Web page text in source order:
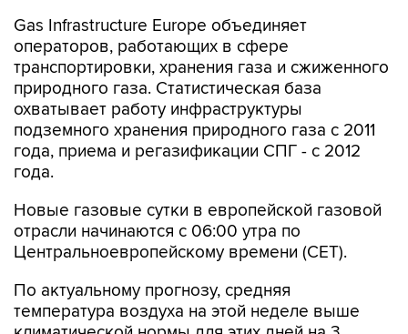
транспортировки, хранения газа и сжиженного
природного газа. Статистическая база
охватывает работу инфраструктуры
подземного хранения природного газа с 2011
года, приема и регазификации СПГ - с 2012
года.
Новые газовые сутки в европейской газовой
Центральноевропейскому времени (CET).
По актуальному прогнозу, средняя
климатической нормы для этих дней на 3
градуса Цельсия.